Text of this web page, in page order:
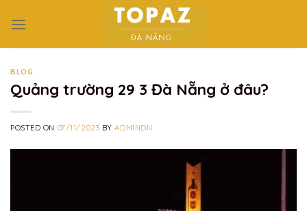
BLOG
Quảng trường 29 3 Đà Nẵng ở đâu?
POSTED ON 07/11/2023 BYADMINDN